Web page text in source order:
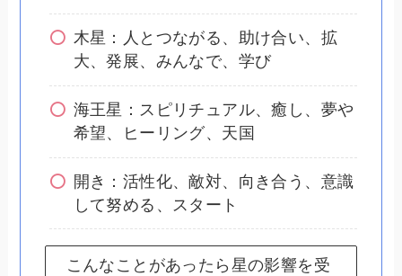
木星：人とつながる、助け合い、拡
大、発展、みんなで、学び
海王星：スピリチュアル、癒し、夢や
希望、ヒーリング、天国
開き：活性化、敵対、向き合う、意識
して努める、スタート
こんなことがあったら星の影響を受